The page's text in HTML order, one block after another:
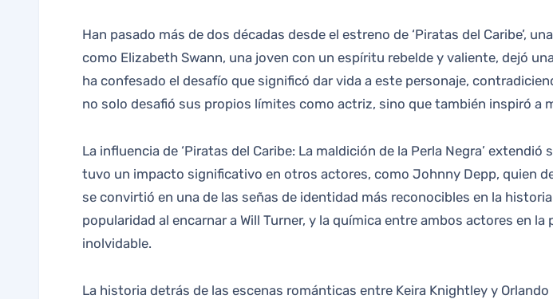
Han pasado más de dos décadas desde el estreno de ‘Piratas del Caribe’,
como Elizabeth Swann, una joven con un espíritu rebelde y valiente, dejó
ha confesado el desafío que significó dar vida a este personaje,
no solo desafió sus propios límites como actriz, sino que también inspiró a
La influencia de ‘Piratas del Caribe: La maldición de la Perla Negra’
tuvo un impacto significativo en otros actores, como Johnny Depp, quien
se convirtió en una de las señas de identidad más reconocibles en la
popularidad al encarnar a Will Turner, y la química entre ambos actores en
inolvidable.
La historia detrás de las escenas románticas entre Keira Knightley y